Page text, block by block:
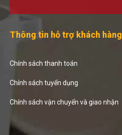
Thông tin hỗ trợ khách hàng
Chính sách thanh toán
Chính sách tuyển dụng
Chính sách vận chuyển và giao nhận